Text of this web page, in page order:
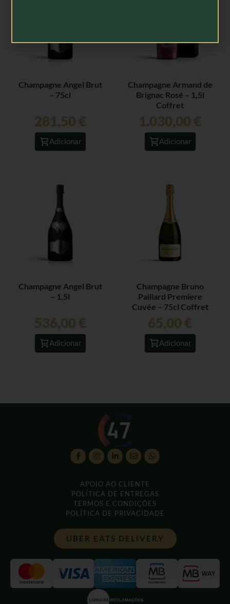
Champagne Angel Brut
– 75cl
281,50 €
Adicionar
Champagne Armand de
Brignac Rosé – 1,5l
Coffret
1.030,00 €
Adicionar
Champagne Angel Brut
– 1,5l
536,00 €
Adicionar
Champagne Bruno
Paillard Premiere
Cuvée – 75cl Coffret
65,00 €
Adicionar
APOIO AO CLIENTE
POLÍTICA DE ENTREGAS
TERMOS E CONDIÇÕES
POLÍTICA DE PRIVACIDADE
UBER EATS DELIVERY